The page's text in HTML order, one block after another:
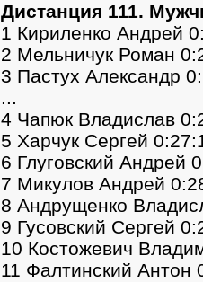
Дистанция 111.
1 Кириленко Андрей
2 Мельничук Роман
3 Пастух Александр
...
4 Чапюк Владислав
5 Харчук Сергей
6 Глуговский Андрей
7 Микулов Андрей
8 Андрущенко
9 Гусовский Сергей
10 Костожевич
11 Фалтинский Антон